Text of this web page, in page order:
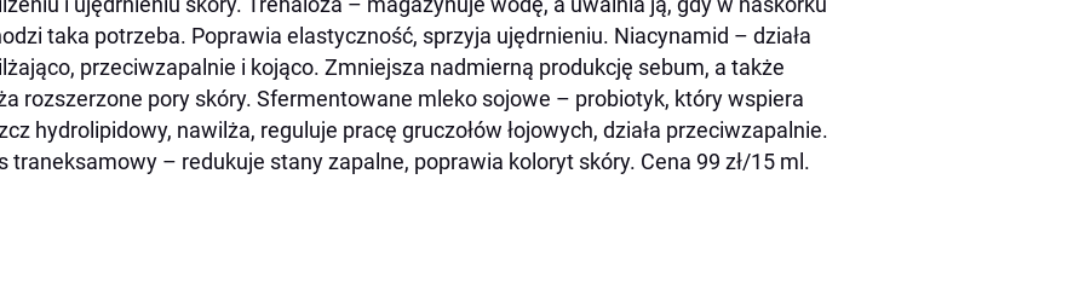
taka potrzeba. Poprawia elastyczność, sprzyja ujędrnieniu. Niacynamid – działa
przeciwzapalnie i kojąco. Zmniejsza nadmierną produkcję sebum, a także
rozszerzone pory skóry. Sfermentowane mleko sojowe – probiotyk, który wspiera
hydrolipidowy, nawilża, reguluje pracę gruczołów łojowych, działa przeciwzapalnie.
traneksamowy – redukuje stany zapalne, poprawia koloryt skóry. Cena 99 zł/15 ml.